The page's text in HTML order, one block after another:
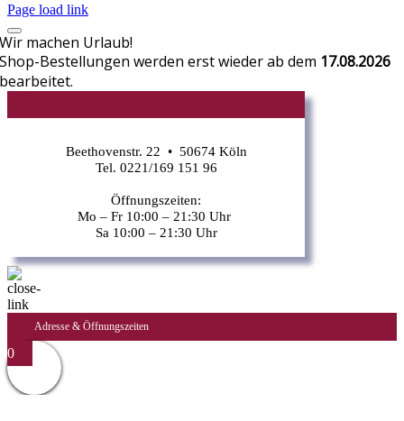
Page load link
Wir machen Urlaub!
Shop-Bestellungen werden erst wieder ab dem 17.08.2026
bearbeitet.
Beethovenstr. 22 • 50674 Köln
Tel. 0221/169 151 96
Öffnungszeiten:
Mo – Fr 10:00 – 21:30 Uhr
Sa 10:00 – 21:30 Uhr
Adresse & Öffnungszeiten
0